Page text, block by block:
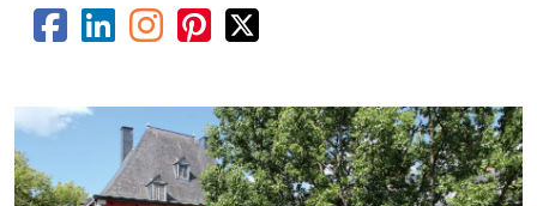
Image